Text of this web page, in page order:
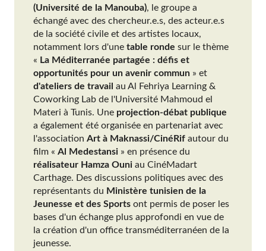
(Université de la Manouba), le groupe a
échangé avec des chercheur.e.s, des acteur.e.s
de la société civile et des artistes locaux,
notamment lors d'une table ronde sur le thème
« La Méditerranée partagée : défis et
opportunités pour un avenir commun » et
d'ateliers de travail au Al Fehriya Learning &
Coworking Lab de l'Université Mahmoud el
Materi à Tunis. Une projection-débat publique
a également été organisée en partenariat avec
l'association Art à Maknassi/CinéRif autour du
film « Al Medestansi » en présence du
réalisateur Hamza Ouni au CinéMadart
Carthage. Des discussions politiques avec des
représentants du Ministère tunisien de la
Jeunesse et des Sports ont permis de poser les
bases d'un échange plus approfondi en vue de
la création d'un office transméditerranéen de la
jeunesse.